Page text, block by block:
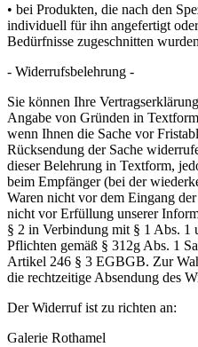
• bei Produkten, die nach den
individuell für ihn angefertigt
Bedürfnisse zugeschnitten
- Widerrufsbelehrung -
Sie können Ihre
Angabe von Gründen in
wenn Ihnen die Sache vor
Rücksendung der Sache
dieser Belehrung in Textform,
beim Empfänger (bei der
Waren nicht vor dem Eingang
nicht vor Erfüllung unserer
§ 2 in Verbindung mit § 1 Abs. 1
Pflichten gemäß § 312g Abs. 1
Artikel 246 § 3 EGBGB. Zur
die rechtzeitige Absendung des
Der Widerruf ist zu richten an:
Galerie Rothamel